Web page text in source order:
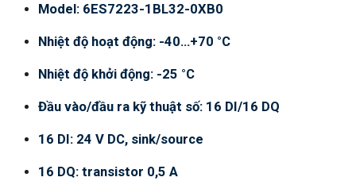
Model: 6ES7223-1BL32-0XB0
Nhiệt độ hoạt động: -40…+70 °C
Nhiệt độ khởi động: -25 °C
Đầu vào/đầu ra kỹ thuật số: 16 DI/16 DQ
16 DI: 24 V DC, sink/source
16 DQ: transistor 0,5 A